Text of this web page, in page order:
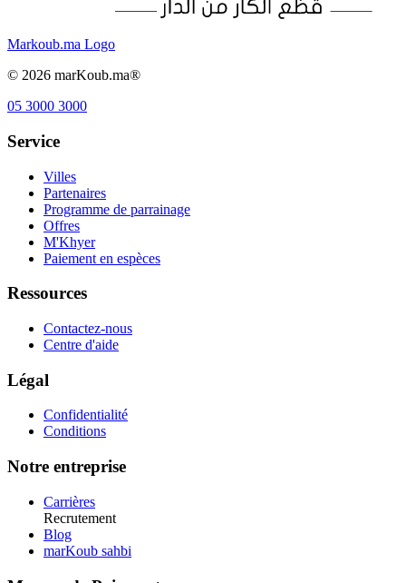
Markoub.ma Logo
© 2026 marKoub.ma®
05 3000 3000
Service
Villes
Partenaires
Programme de parrainage
Offres
M'Khyer
Paiement en espèces
Ressources
Contactez-nous
Centre d'aide
Légal
Confidentialité
Conditions
Notre entreprise
Carrières
Recrutement
Blog
marKoub sahbi